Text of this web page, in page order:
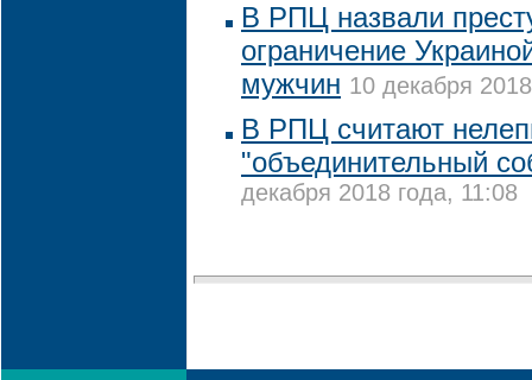
В РПЦ назвали
ограничение
мужчин 10 декабря
В РПЦ считают
"объединительный
декабря 2018 года, 11:08